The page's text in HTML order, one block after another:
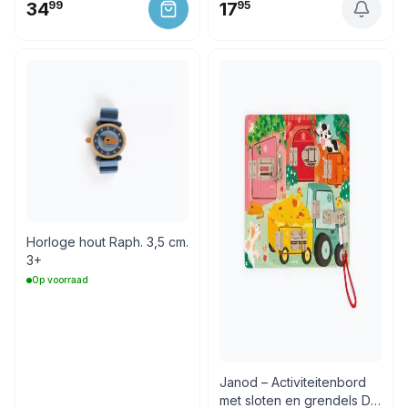
3499 1795
Horloge hout Raph. 3,5 cm.
3+
Op voorraad
Janod – Activiteitenbord
met sloten en grendels De